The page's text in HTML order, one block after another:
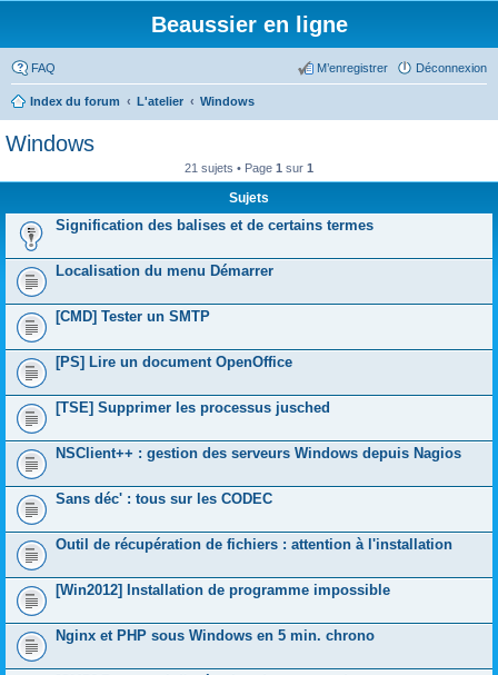
Beaussier en ligne
FAQ Déconnexion
M’enregistrer
Index du forum L'atelier Windows
Windows
21 sujets • Page 1 sur 1
Sujets
Signification des balises et de certains termes
Localisation du menu Démarrer
[CMD] Tester un SMTP
[PS] Lire un document OpenOffice
[TSE] Supprimer les processus jusched
NSClient++ : gestion des serveurs Windows depuis Nagios
Sans déc' : tous sur les CODEC
Outil de récupération de fichiers : attention à l'installation
[Win2012] Installation de programme impossible
Nginx et PHP sous Windows en 5 min. chrono